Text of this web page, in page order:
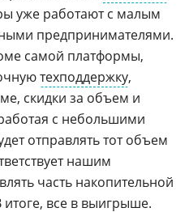
уже работают с малым
предпринимателями.
самой платформы,
техподдержку,
скидки за объем и
с небольшими
отправлять тот объем
нашим
часть накопительной
все в выигрыше.